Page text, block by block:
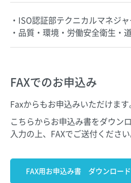
・ISO認証部テクニカルマネジ
・品質・環境・労働安全衛生・
FAXでのお申込み
Faxからもお申込みいただけます
こちらからお申込み書をダウン
入力の上、FAXでご送付ください
FAX用お申込み書 ダウンロード